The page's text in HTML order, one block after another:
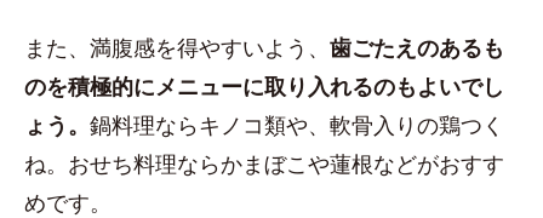
また、満腹感を得やすいよう、 歯ごたえのあるも
のを積極的にメニューに取り入れるのもよいでし
ょう。 鍋料理ならキノコ類や、軟骨入りの鶏つく
ね。おせち料理ならかまぼこや蓮根などがおすす
めです。